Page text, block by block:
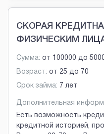
СКОРАЯ
ФИЗИЧЕСКИМ
Сумма: от 100000 до
Возраст: от 25 до 70
Срок займа: 7 лет
Дополнительная
Есть возможность
кредитной историей,